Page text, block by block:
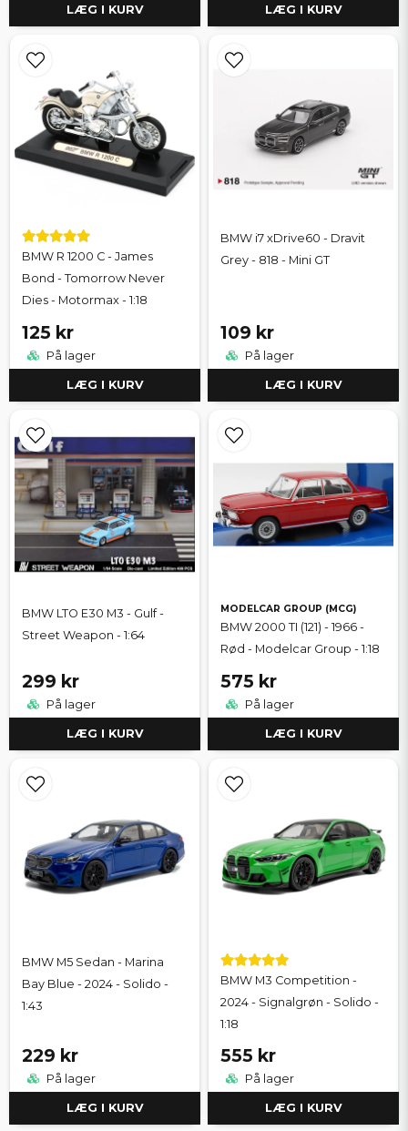
LÆG I KURV LÆG I KURV
BMW R 1200 C - James
Bond - Tomorrow Never
Dies - Motormax - 1:18
125 kr
På lager
LÆG I KURV
BMW i7 xDrive60 - Dravit
Grey - 818 - Mini GT
109 kr
På lager
LÆG I KURV
BMW LTO E30 M3 - Gulf -
Street Weapon - 1:64
299 kr
På lager
LÆG I KURV
MODELCAR GROUP (MCG)
BMW 2000 TI (121) - 1966 -
Rød - Modelcar Group - 1:18
575 kr
På lager
LÆG I KURV
BMW M5 Sedan - Marina
Bay Blue - 2024 - Solido -
1:43
229 kr
På lager
LÆG I KURV
BMW M3 Competition -
2024 - Signalgrøn - Solido -
1:18
555 kr
På lager
LÆG I KURV